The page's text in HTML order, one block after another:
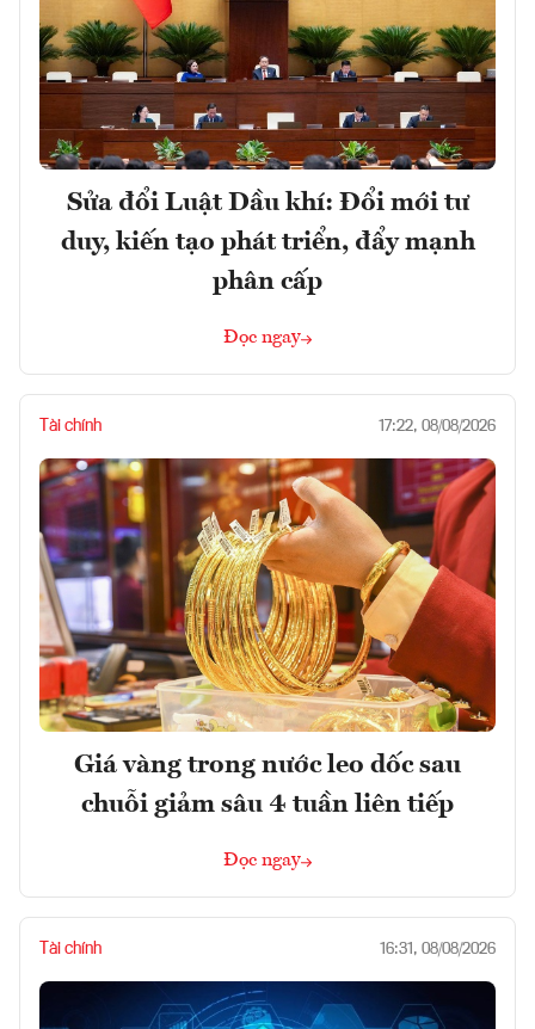
Sửa đổi Luật Dầu khí: Đổi mới tư
duy, kiến tạo phát triển, đẩy mạnh
phân cấp
Đọc ngay
Tài chính 17:22, 08/08/2026
Giá vàng trong nước leo dốc sau
chuỗi giảm sâu 4 tuần liên tiếp
Đọc ngay
Tài chính 16:31, 08/08/2026